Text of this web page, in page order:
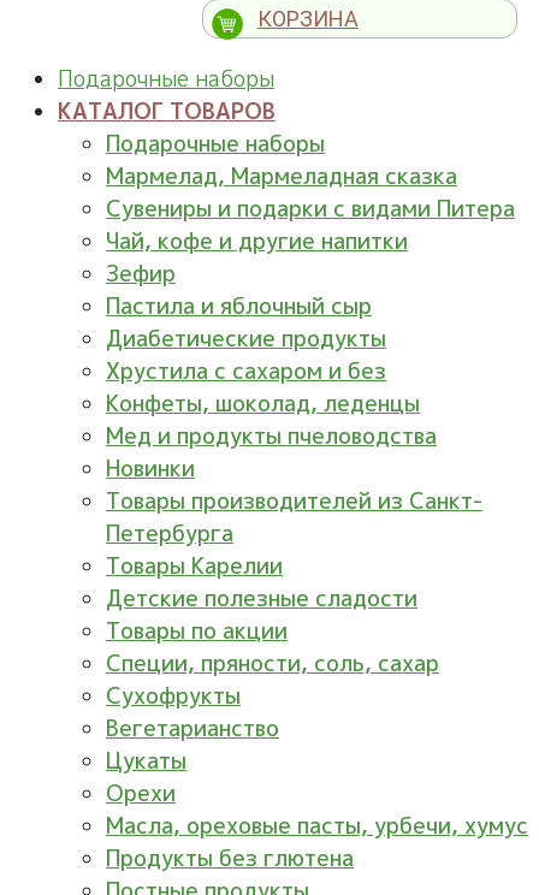
КОРЗИНА
Подарочные наборы
КАТАЛОГ ТОВАРОВ
Подарочные наборы
Мармелад, Мармеладная сказка
Сувениры и подарки с видами Питера
Чай, кофе и другие напитки
Зефир
Пастила и яблочный сыр
Диабетические продукты
Хрустила с сахаром и без
Конфеты, шоколад, леденцы
Мед и продукты пчеловодства
Новинки
Товары производителей из Санкт-
Петербурга
Товары Карелии
Детские полезные сладости
Товары по акции
Специи, пряности, соль, сахар
Сухофрукты
Вегетарианство
Цукаты
Орехи
Масла, ореховые пасты, урбечи, хумус
Продукты без глютена